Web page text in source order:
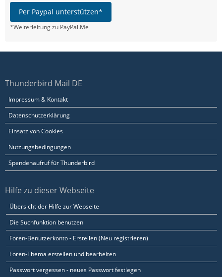
Per Paypal unterstützen*
*Weiterleitung zu PayPal.Me
Thunderbird Mail DE
Impressum & Kontakt
Datenschutzerklärung
Einsatz von Cookies
Nutzungsbedingungen
Spendenaufruf für Thunderbird
Hilfe zu dieser Webseite
Übersicht der Hilfe zur Webseite
Die Suchfunktion benutzen
Foren-Benutzerkonto - Erstellen (Neu registrieren)
Foren-Thema erstellen und bearbeiten
Passwort vergessen - neues Passwort festlegen